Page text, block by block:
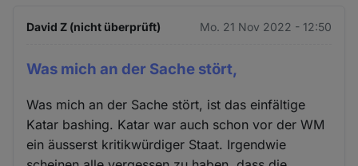
David Z (nicht überprüft) Mo. 21 Nov 2022 - 12:50
Was mich an der Sache stört,
Was mich an der Sache stört, ist das einfältige
Katar bashing. Katar war auch schon vor der WM
ein äusserst kritikwürdiger Staat. Irgendwie